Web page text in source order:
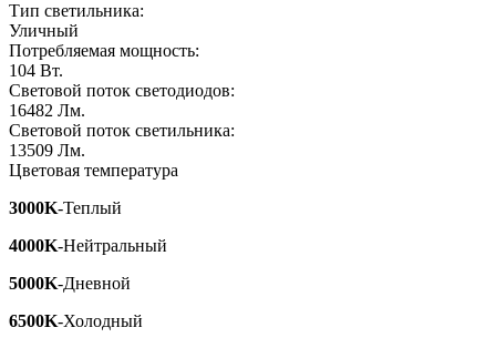
Тип светильника:
Уличный
Потребляемая мощность:
104 Вт.
Световой поток светодиодов:
16482 Лм.
Световой поток светильника:
13509 Лм.
Цветовая температура
3000K-Теплый
4000K-Нейтральный
5000K-Дневной
6500K-Холодный